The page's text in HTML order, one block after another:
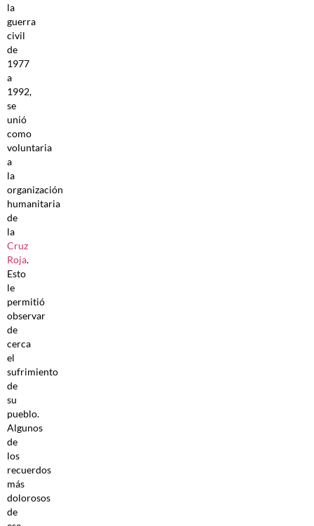
la
guerra
civil
de
1977
a
1992,
se
unió
como
voluntaria
a
la
organización
humanitaria
de
la
Cruz
Roja.
Esto
le
permitió
observar
de
cerca
el
sufrimiento
de
su
pueblo.
Algunos
de
los
recuerdos
más
dolorosos
de